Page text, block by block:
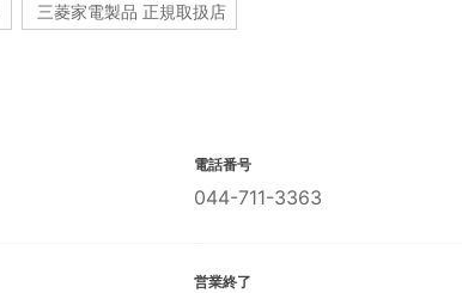
三菱家電製品 正規取扱店
電話番号
044-711-3363
営業終了